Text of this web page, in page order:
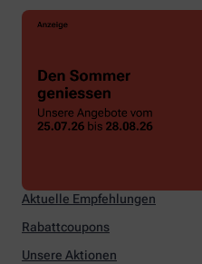
Aktuelle Empfehlungen
Rabattcoupons
Unsere Aktionen